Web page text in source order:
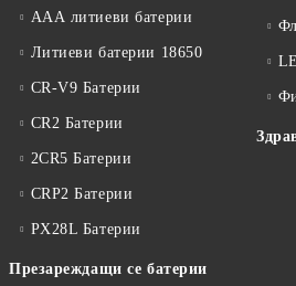
ААА литиеви батерии
Литиеви батерии 18650
CR-V9 Батерии
CR2 Батерии
2CR5 Батерии
CRP2 Батерии
PX28L Батерии
Презареждащи се батерии